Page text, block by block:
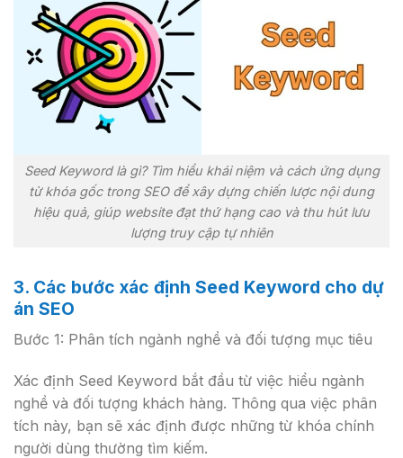
Seed Keyword là gì? Tìm hiểu khái niệm và cách ứng dụng
từ khóa gốc trong SEO để xây dựng chiến lược nội dung
hiệu quả, giúp website đạt thứ hạng cao và thu hút lưu
lượng truy cập tự nhiên
3. Các bước xác định Seed Keyword cho dự
án SEO
Bước 1: Phân tích ngành nghề và đối tượng mục tiêu
Xác định Seed Keyword bắt đầu từ việc hiểu ngành
nghề và đối tượng khách hàng. Thông qua việc phân
tích này, bạn sẽ xác định được những từ khóa chính
người dùng thường tìm kiếm.